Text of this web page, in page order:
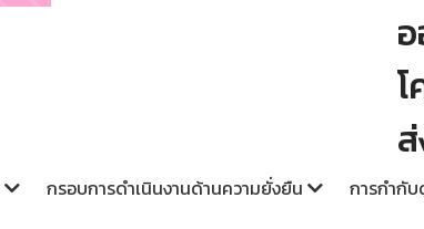
กรอบการดำเนินงานด้านความยั่งยืน การกำกั